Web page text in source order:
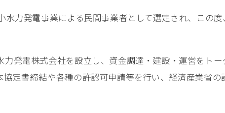
力発電事業による民間事業者として選定され、この
発電株式会社を設立し、資金調達・建設・運営をト
定書締結や各種の許認可申請等を行い、経済産業省